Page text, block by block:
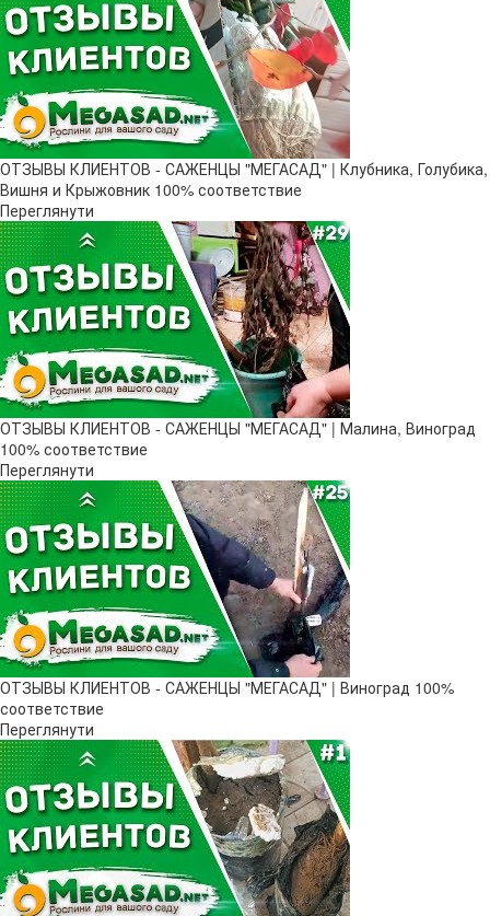
ОТЗЫВЫ КЛИЕНТОВ - САЖЕНЦЫ "МЕГАСАД" | Клубника, Голубика,
Вишня и Крыжовник 100% соответствие
Переглянути
ОТЗЫВЫ КЛИЕНТОВ - САЖЕНЦЫ "МЕГАСАД" | Малина, Виноград
100% соответствие
Переглянути
ОТЗЫВЫ КЛИЕНТОВ - САЖЕНЦЫ "МЕГАСАД" | Виноград 100%
соответствие
Переглянути